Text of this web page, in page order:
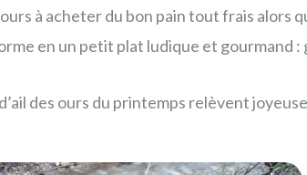
à acheter du bon pain tout frais alors
en un petit plat ludique et gourmand :
des ours du printemps relèvent